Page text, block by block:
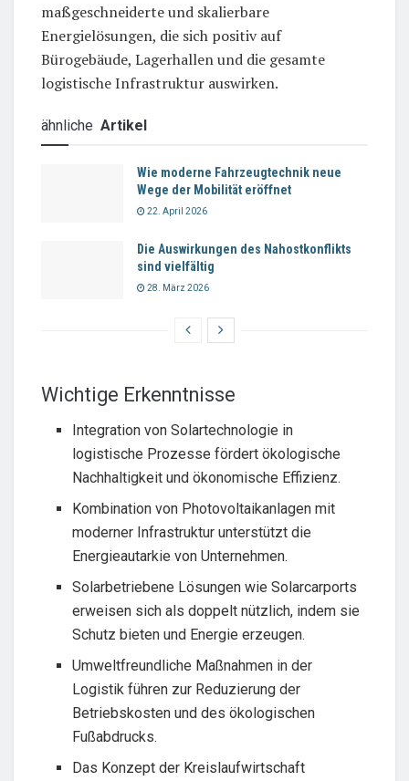
maßgeschneiderte und skalierbare
Energielösungen, die sich positiv auf
Bürogebäude, Lagerhallen und die gesamte
logistische Infrastruktur auswirken.
ähnliche Artikel
Wie moderne Fahrzeugtechnik neue
Wege der Mobilität eröffnet
22. April 2026
Die Auswirkungen des Nahostkonflikts
sind vielfältig
28. März 2026
Wichtige Erkenntnisse
Integration von Solartechnologie in
logistische Prozesse fördert ökologische
Nachhaltigkeit und ökonomische Effizienz.
Kombination von Photovoltaikanlagen mit
moderner Infrastruktur unterstützt die
Energieautarkie von Unternehmen.
Solarbetriebene Lösungen wie Solarcarports
erweisen sich als doppelt nützlich, indem sie
Schutz bieten und Energie erzeugen.
Umweltfreundliche Maßnahmen in der
Logistik führen zur Reduzierung der
Betriebskosten und des ökologischen
Fußabdrucks.
Das Konzept der Kreislaufwirtschaft